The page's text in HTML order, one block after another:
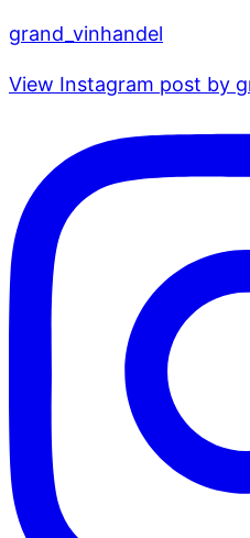
grand_vinhandel
View Instagram post by